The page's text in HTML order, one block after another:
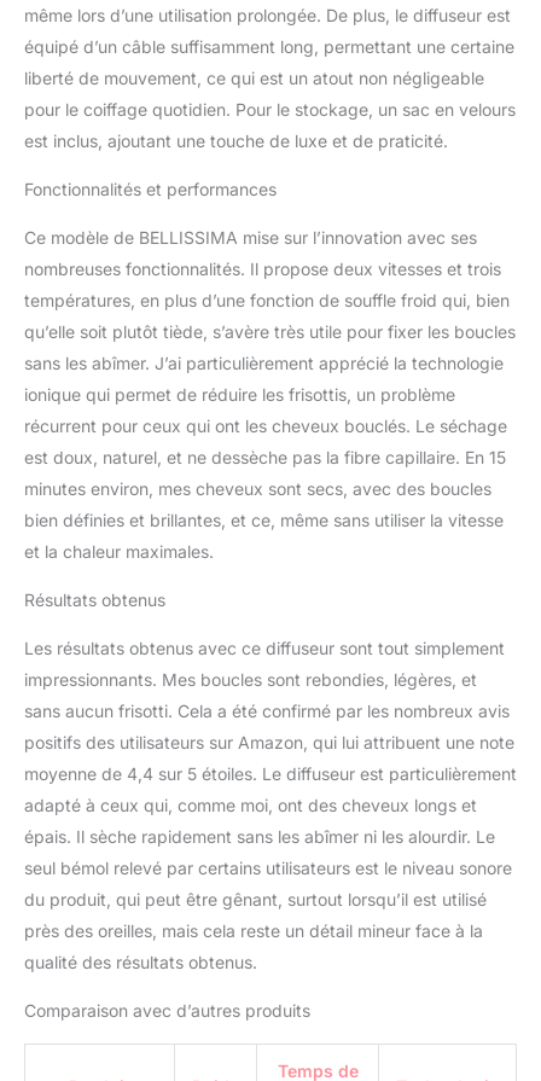
ondulés longs et épais.
La grande taille du
diffuseur sèche cheveux
vous permet de sécher
une grande quantité de
vos boucles rapidement
perforée libère l'air chaud
les 12 picots définissent
vos boucles
naturellement
CéramiqueHuile d'Argan
- Le diffuseur d'air chaud
respecte et protège vos
cheveux grce à la
d'huile d'argan. La
chaleur dégagée est
idéale et sèche vos
vos cheveux et révèle
des boucles rebondie et
sublimes Anti Frisottis -
Grce à la technologie
avancée Ion Care, le
diffuseur sèche cheveux
libère des ions négatifs
maintenir l'hydratation
des cheveux bouclés et
ainsi favorise la réduction
des frisottis. Couplé au
vos cheveux seront
brillants, soyeux et vos
boucles parfaitement
rebondies You Are
Bellissima - Sublimez la
même lors d’une utilisation prolongée. De plus, le diffuseur est
équipé d’un câble suffisamment long, permettant une certaine
liberté de mouvement, ce qui est un atout non négligeable
pour le coiffage quotidien. Pour le stockage, un sac en velours
est inclus, ajoutant une touche de luxe et de praticité.
Fonctionnalités et performances
Ce modèle de BELLISSIMA mise sur l’innovation avec ses
nombreuses fonctionnalités. Il propose deux vitesses et trois
températures, en plus d’une fonction de souffle froid qui, bien
qu’elle soit plutôt tiède, s’avère très utile pour fixer les boucles
sans les abîmer. J’ai particulièrement apprécié la technologie
ionique qui permet de réduire les frisottis, un problème
récurrent pour ceux qui ont les cheveux bouclés. Le séchage
est doux, naturel, et ne dessèche pas la fibre capillaire. En 15
minutes environ, mes cheveux sont secs, avec des boucles
bien définies et brillantes, et ce, même sans utiliser la vitesse
et la chaleur maximales.
Résultats obtenus
Les résultats obtenus avec ce diffuseur sont tout simplement
impressionnants. Mes boucles sont rebondies, légères, et
sans aucun frisotti. Cela a été confirmé par les nombreux avis
positifs des utilisateurs sur Amazon, qui lui attribuent une note
moyenne de 4,4 sur 5 étoiles. Le diffuseur est particulièrement
adapté à ceux qui, comme moi, ont des cheveux longs et
épais. Il sèche rapidement sans les abîmer ni les alourdir. Le
seul bémol relevé par certains utilisateurs est le niveau sonore
du produit, qui peut être gênant, surtout lorsqu’il est utilisé
près des oreilles, mais cela reste un détail mineur face à la
qualité des résultats obtenus.
Comparaison avec d’autres produits
Temps de